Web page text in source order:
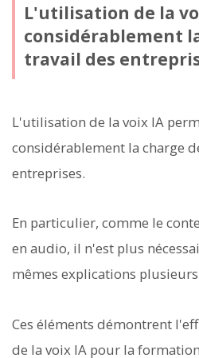
L'utilisation de la
considérablement
travail des
L'utilisation de la voix IA
considérablement la charge
entreprises.
En particulier, comme le
en audio, il n'est plus
mêmes explications
Ces éléments démontrent
de la voix IA pour la